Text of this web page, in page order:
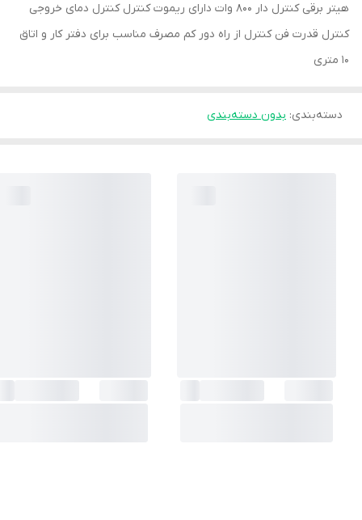
هیتر برقی کنترل دار 800 وات دارای ریموت کنترل کنترل دمای خروجی
کنترل قدرت فن کنترل از راه دور کم مصرف مناسب برای دفتر کار و اتاق
10 متری
دسته‌بندی: بدون دسته‌بندی